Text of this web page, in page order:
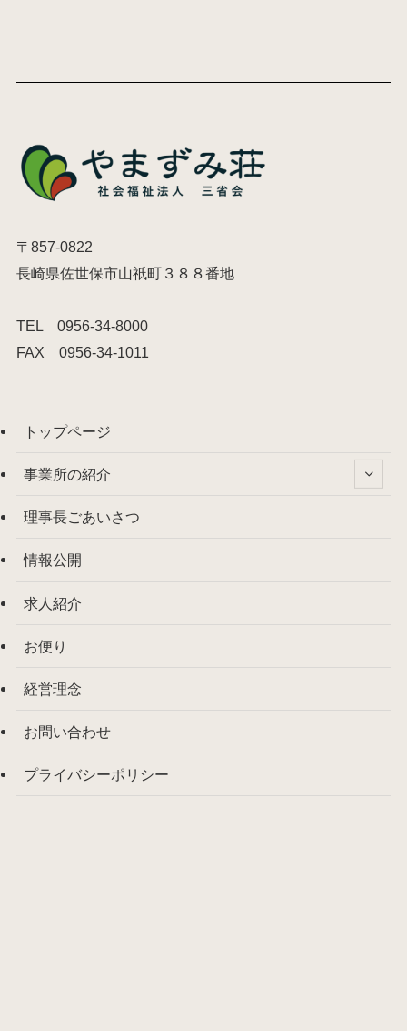
〒857-0822
長崎県佐世保市山祇町３８８番地
TEL 0956-34-8000
FAX 0956-34-1011
トップページ
事業所の紹介
理事長ごあいさつ
情報公開
求人紹介
お便り
経営理念
お問い合わせ
プライバシーポリシー